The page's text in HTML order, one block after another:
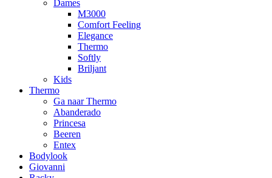
Dames
M3000
Comfort Feeling
Elegance
Thermo
Softly
Briljant
Kids
Thermo
Ga naar Thermo
Abanderado
Princesa
Beeren
Entex
Bodylook
Giovanni